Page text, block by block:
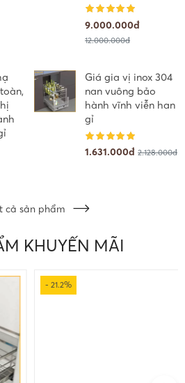
9.000.000đ
12.000.000đ
Giá gia vị inox 304
nan vuông bảo
hành vĩnh viễn han
gỉ
1.631.000đ 2.128.000đ
cả sản phẩm
KHUYẾN MÃI
- 21.2%